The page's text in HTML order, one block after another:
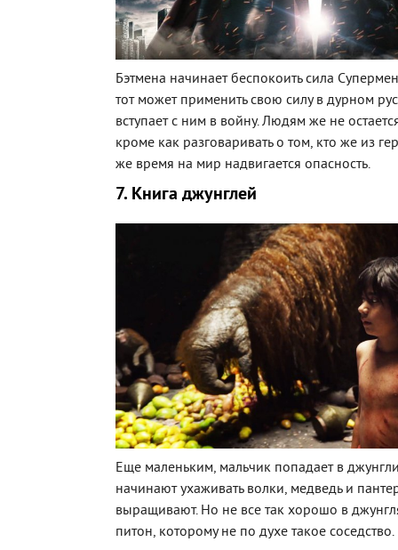
Бэтмена начинает беспокоить сила
тот может применить свою силу в дурном
вступает с ним в войну. Людям же не
кроме как разговаривать о том, кто же из
же время на мир надвигается опасность.
7. Книга джунглей
Еще маленьким, мальчик попадает в
начинают ухаживать волки, медведь и
выращивают. Но не все так хорошо в
питон, которому не по духе такое соседство.